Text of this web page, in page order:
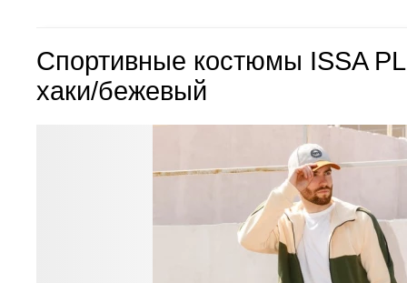
Спортивные костюмы ISSA
хаки/бежевый